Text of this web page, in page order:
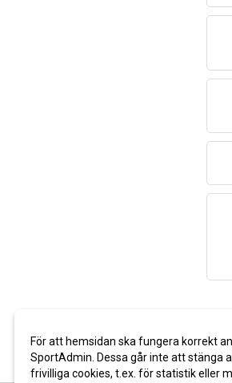
För att hemsidan ska fungera korrekt
SportAdmin. Dessa går inte att stänga
frivilliga cookies, t.ex. för statistik eller